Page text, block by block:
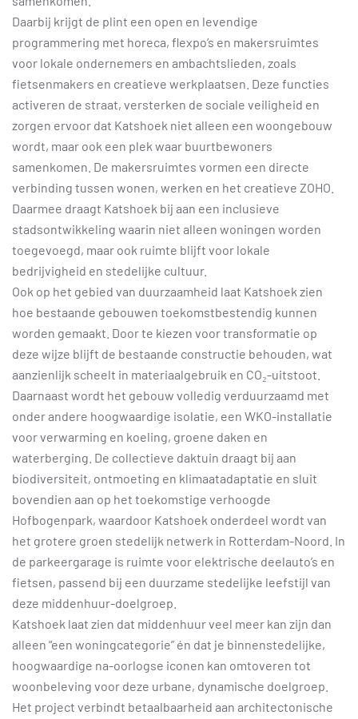
Daarbij krijgt de plint een open en levendige
programmering met horeca, flexpo’s en makersruimtes
voor lokale ondernemers en ambachtslieden, zoals
fietsenmakers en creatieve werkplaatsen. Deze functies
activeren de straat, versterken de sociale veiligheid en
zorgen ervoor dat Katshoek niet alleen een woongebouw
wordt, maar ook een plek waar buurtbewoners
samenkomen. De makersruimtes vormen een directe
verbinding tussen wonen, werken en het creatieve ZOHO.
Daarmee draagt Katshoek bij aan een inclusieve
stadsontwikkeling waarin niet alleen woningen worden
toegevoegd, maar ook ruimte blijft voor lokale
bedrijvigheid en stedelijke cultuur.
Ook op het gebied van duurzaamheid laat Katshoek zien
hoe bestaande gebouwen toekomstbestendig kunnen
worden gemaakt. Door te kiezen voor transformatie op
deze wijze blijft de bestaande constructie behouden, wat
aanzienlijk scheelt in materiaalgebruik en CO₂-uitstoot.
Daarnaast wordt het gebouw volledig verduurzaamd met
onder andere hoogwaardige isolatie, een WKO-installatie
voor verwarming en koeling, groene daken en
waterberging. De collectieve daktuin draagt bij aan
biodiversiteit, ontmoeting en klimaatadaptatie en sluit
bovendien aan op het toekomstige verhoogde
Hofbogenpark, waardoor Katshoek onderdeel wordt van
het grotere groen stedelijk netwerk in Rotterdam-Noord. In
de parkeergarage is ruimte voor elektrische deelauto’s en
fietsen, passend bij een duurzame stedelijke leefstijl van
deze middenhuur-doelgroep.
Katshoek laat zien dat middenhuur veel meer kan zijn dan
alleen “een woningcategorie” én dat je binnenstedelijke,
hoogwaardige na-oorlogse iconen kan omtoveren tot
woonbeleving voor deze urbane, dynamische doelgroep.
Het project verbindt betaalbaarheid aan architectonische